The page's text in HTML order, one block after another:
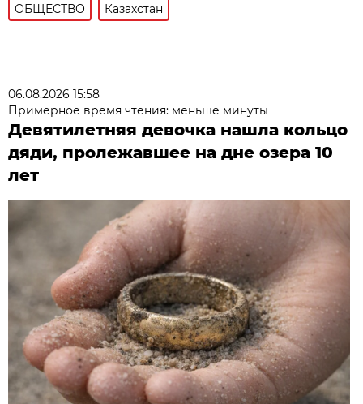
ОБЩЕСТВО Казахстан
06.08.2026 15:58
Примерное время чтения: меньше минуты
Девятилетняя девочка нашла кольцо
дяди, пролежавшее на дне озера 10
лет